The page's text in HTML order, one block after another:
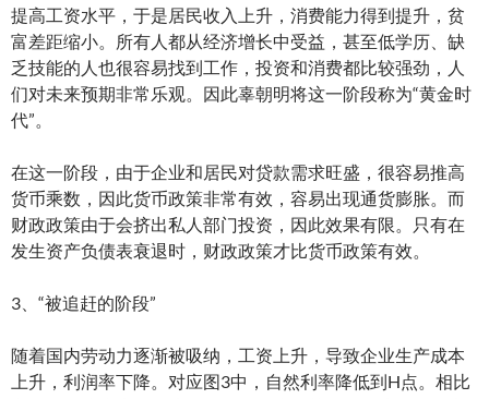
提高工资水平，于是居民收入上升，消费能力得到提升，贫
富差距缩小。所有人都从经济增长中受益，甚至低学历、缺
乏技能的人也很容易找到工作，投资和消费都比较强劲，人
们对未来预期非常乐观。因此辜朝明将这一阶段称为“黄金时
代”。
在这一阶段，由于企业和居民对贷款需求旺盛，很容易推高
货币乘数，因此货币政策非常有效，容易出现通货膨胀。而
财政政策由于会挤出私人部门投资，因此效果有限。只有在
发生资产负债表衰退时，财政政策才比货币政策有效。
3、“被追赶的阶段”
随着国内劳动力逐渐被吸纳，工资上升，导致企业生产成本
上升，利润率下降。对应图3中，自然利率降低到H点。相比